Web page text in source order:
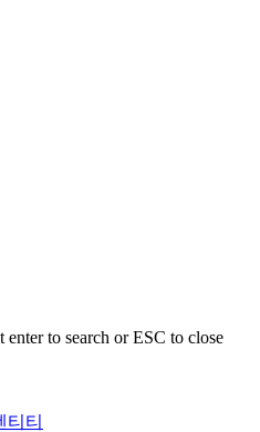
enter to search or ESC to close
티티